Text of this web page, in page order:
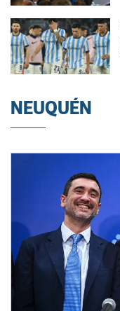
NEUQUÉN